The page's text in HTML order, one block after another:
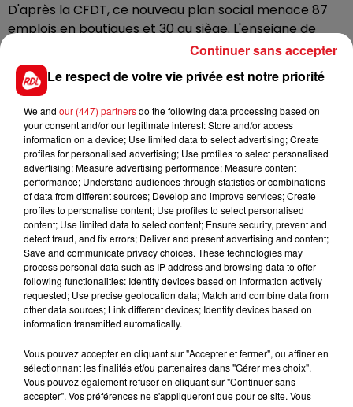
D'après la CFDT, ce nouveau plan social menace 87
emplois en boutiques et 30 au siège. L'enseigne de
prêt-à-porter féminin est placée en redressement
judiciaire depuis septembre, à cause de dettes liées à
desloyers impayés pendant la crise du Covid.
FIL D'ACTUS
15 juillet 2026
BÉTHUNE: ENQUÊTE POUR HOMICIDE
VOLONTAIRE EN COURS, APRÈS LA...
Selon les premiers éléments, le logement servait
à des prostituées
Le respect de votre vie privée est notre priorité
We and our (447) partnersdo the following data processing based on
your consent and/or our legitimate interest: Store and/or access
information on a device; Use limited data to select advertising; Create
profiles for personalised advertising; Use profiles to select personalised
advertising; Measure advertising performance; Measure content
performance; Understand audiences through statistics or combinations
of data from different sources; Develop and improve services; Create
profiles to personalise content; Use profiles to select personalised
content; Use limited data to select content; Ensure security, prevent and
detect fraud, and fix errors; Deliver and present advertising and content;
Save and communicate privacy choices. These technologies may
process personal data such as IP address and browsing data to offer
following functionalities: Identify devices based on information actively
requested; Use precise geolocation data; Match and combine data from
other data sources; Link different devices; Identify devices based on
information transmitted automatically.
Vous pouvez accepter en cliquant sur "Accepter et fermer", ou affiner en
sélectionnant les finalités et/ou partenaires dans "Gérer mes choix".
Vous pouvez également refuser en cliquant sur "Continuer sans
accepter". Vos préférences ne s'appliqueront que pour ce site. Vous
Continuer sans accepter